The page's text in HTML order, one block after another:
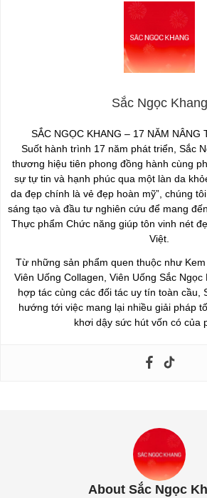
Sắc Ngọc Khang
SẮC NGỌC KHANG – 17 NĂM NÂNG
Suốt hành trình 17 năm phát triển, Sắc
thương hiệu tiên phong đồng hành cùng
sự tự tin và hạnh phúc qua một làn da
da đẹp chính là vẻ đẹp hoàn mỹ”, chúng
sáng tạo và đầu tư nghiên cứu để mang
Thực phẩm Chức năng giúp tôn vinh nét
Việt.
Từ những sản phẩm quen thuộc như
Viên Uống Collagen, Viên Uống Sắc
hợp tác cùng các đối tác uy tín toàn cầu,
hướng tới việc mang lại nhiều giải pháp
khơi dậy sức hút vốn có của
About Sắc Ngọc